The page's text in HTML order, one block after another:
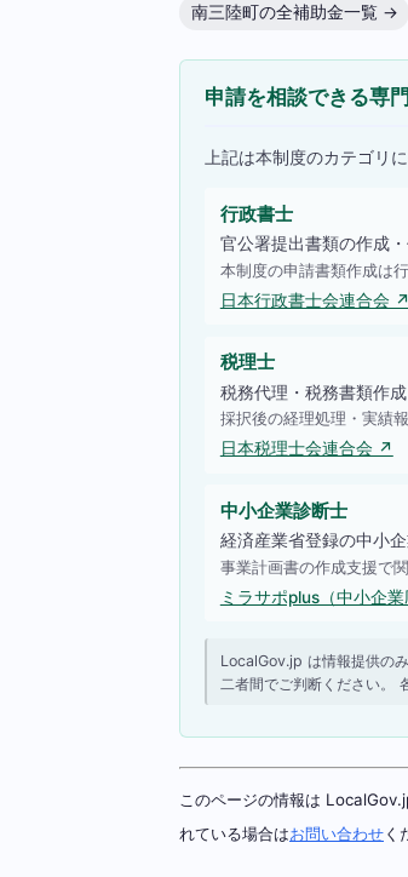
南三陸町の全補助金一覧 →
申請を相談できる専
上記は本制度のカテゴリ
行政書士
官公署提出書類の作成
本制度の申請書類作成は
日本行政書士会連合会 ↗
税理士
税務代理・税務書類作
採択後の経理処理・実績
日本税理士会連合会 ↗
中小企業診断士
経済産業省登録の中小
事業計画書の作成支援で
ミラサポplus（中小企
LocalGov.jp は情報提供の
二者間でご判断ください。
このページの情報は
れている場合はお問い合わせく